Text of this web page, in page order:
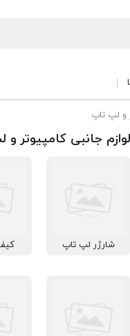
و لپ تاپ
لوازم جانبی کامپیوتر
شارژر لپ تاپ